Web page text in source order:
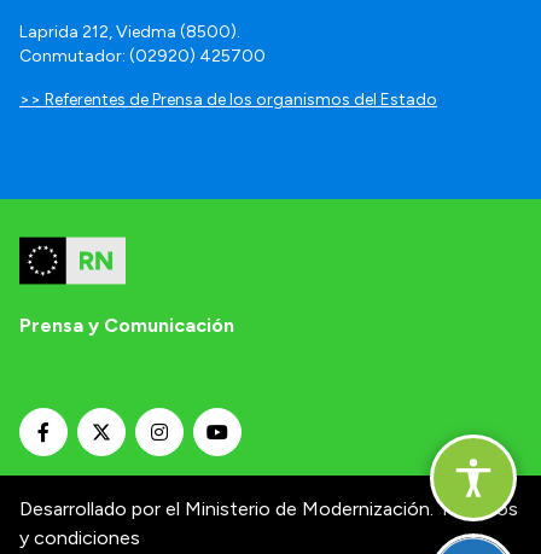
Laprida 212, Viedma (8500).
Conmutador: (02920) 425700
>> Referentes de Prensa de los organismos del Estado
Prensa y Comunicación
Desarrollado por el Ministerio de Modernización. Términos
y condiciones